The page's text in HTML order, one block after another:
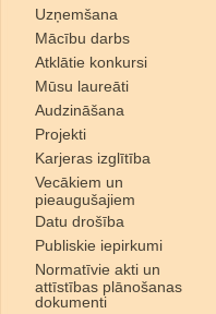
Uzņemšana
Mācību darbs
Atklātie konkursi
Mūsu laureāti
Audzināšana
Projekti
Karjeras izglītība
Vecākiem un
pieaugušajiem
Datu drošība
Publiskie iepirkumi
Normatīvie akti un
attīstības plānošanas
dokumenti